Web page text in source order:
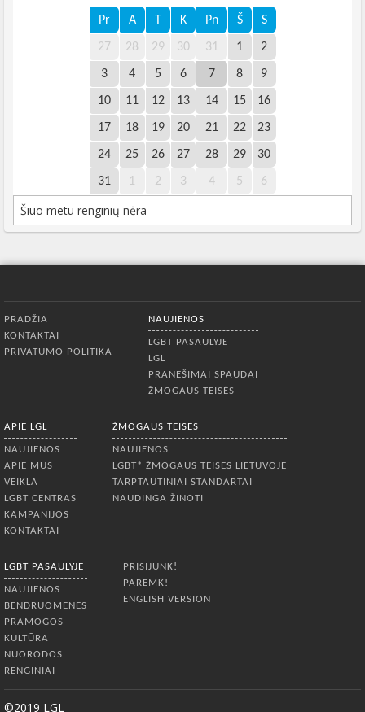
Pr A T K Pn Š S
27 28 29 30 31 1 2
3 4 5 6 7 8 9
10 11 12 13 14 15 16
17 18 19 20 21 22 23
24 25 26 27 28 29 30
31 1 2 3 4 5 6
Šiuo metu renginių nėra
PRADŽIA
KONTAKTAI
PRIVATUMO POLITIKA
NAUJIENOS
LGBT PASAULYJE
LGL
PRANEŠIMAI SPAUDAI
ŽMOGAUS TEISĖS
APIE LGL
NAUJIENOS
APIE MUS
VEIKLA
LGBT CENTRAS
KAMPANIJOS
KONTAKTAI
ŽMOGAUS TEISĖS
NAUJIENOS
LGBT* ŽMOGAUS TEISĖS LIETUVOJE
TARPTAUTINIAI STANDARTAI
NAUDINGA ŽINOTI
LGBT PASAULYJE
NAUJIENOS
BENDRUOMENĖS
PRAMOGOS
KULTŪRA
NUORODOS
RENGINIAI
PRISIJUNK!
PAREMK!
ENGLISH VERSION
©2019 LGL